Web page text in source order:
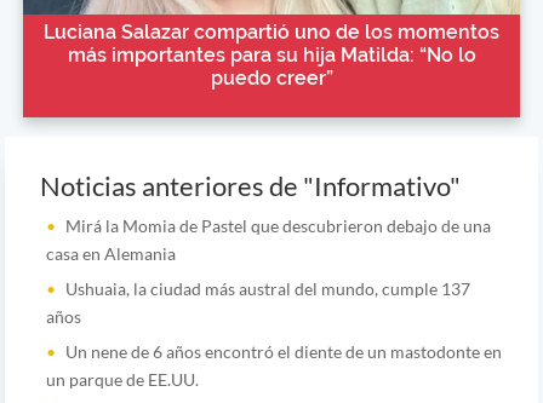
Luciana Salazar compartió uno de los momentos
más importantes para su hija Matilda: “No lo
puedo creer”
Noticias anteriores de "Informativo"
Mirá la Momia de Pastel que descubrieron debajo de una
casa en Alemania
Ushuaia, la ciudad más austral del mundo, cumple 137
años
Un nene de 6 años encontró el diente de un mastodonte en
un parque de EE.UU.